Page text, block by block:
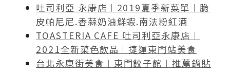
吐司利亞 永康店︱2019夏季新菜單︱脆
皮帕尼尼.香蒜奶油鮮蝦.南法粉紅酒
TOASTERIA CAFE 吐司利亞永康店︱
2021全新菜色飲品︱捷運東門站美食
台北永康街美食︱東門餃子館︱推薦鍋貼